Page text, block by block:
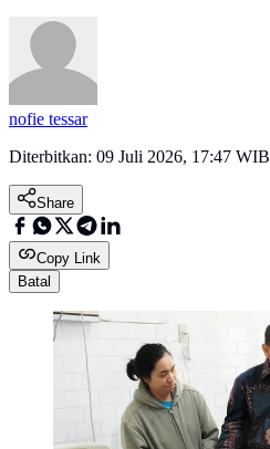
nofie tessar
Diterbitkan: 09 Juli 2026, 17:47 WIB
Share
Copy Link
Batal